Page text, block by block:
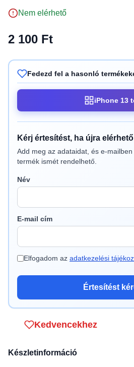
Nem elérhető
2 100 Ft
Fedezd fel a hasonló
iPhone 13
Kérj értesítést, ha újra elérhető
Add meg az adataidat, és e-
termék ismét rendelhető.
Név
E-mail cím
Elfogadom az adatkezelési
Értesítést
Kedvencekhez
Készletinformáció